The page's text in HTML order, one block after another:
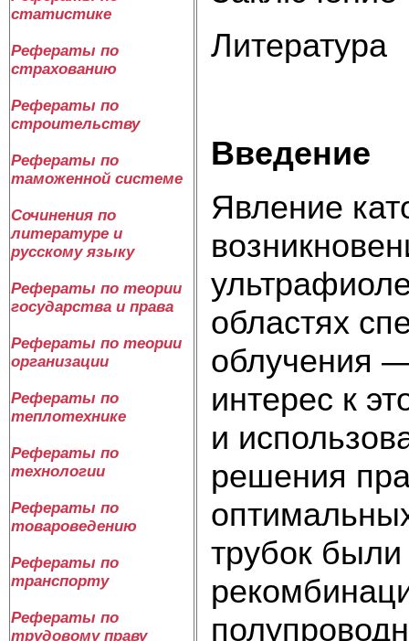
статистике
Рефераты по
страхованию
Рефераты по
строительству
Рефераты по
таможенной системе
Сочинения по
литературе и
русскому языку
Рефераты по теории
государства и права
Рефераты по теории
организации
Рефераты по
теплотехнике
Рефераты по
технологии
Рефераты по
товароведению
Рефераты по
транспорту
Рефераты по
трудовому праву
Литература
Введение
Явление
областях
облучения
интерес к
и
решения
трубок